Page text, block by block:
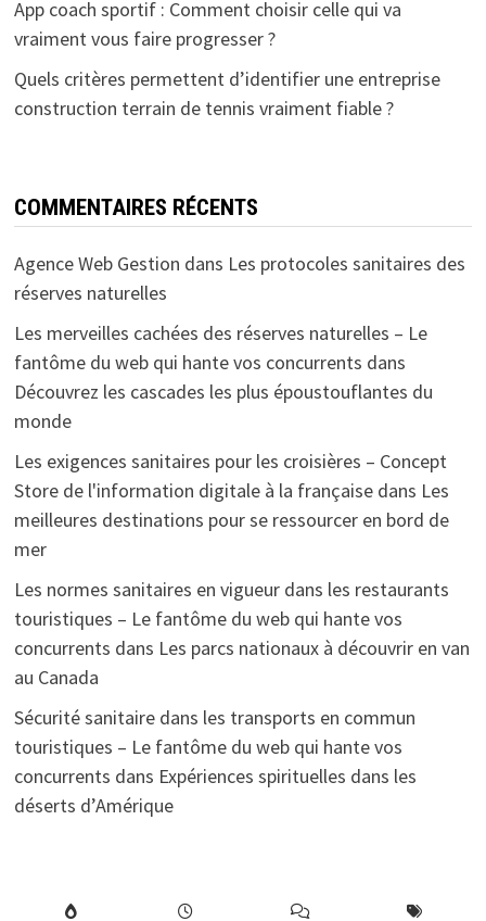
App coach sportif : Comment choisir celle qui va
vraiment vous faire progresser ?
Quels critères permettent d’identifier une entreprise
construction terrain de tennis vraiment fiable ?
COMMENTAIRES RÉCENTS
Agence Web Gestion dans Les protocoles sanitaires des
réserves naturelles
Les merveilles cachées des réserves naturelles – Le
fantôme du web qui hante vos concurrents dans
Découvrez les cascades les plus époustouflantes du
monde
Les exigences sanitaires pour les croisières – Concept
Store de l'information digitale à la françaisedans Les
meilleures destinations pour se ressourcer en bord de
mer
Les normes sanitaires en vigueur dans les restaurants
touristiques – Le fantôme du web qui hante vos
concurrents dans Les parcs nationaux à découvrir en van
au Canada
Sécurité sanitaire dans les transports en commun
touristiques – Le fantôme du web qui hante vos
concurrents dans Expériences spirituelles dans les
déserts d’Amérique